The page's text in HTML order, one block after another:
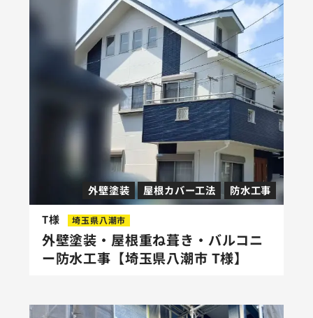
外壁塗装 屋根カバー工法 防水工事
T様 埼玉県八潮市
外壁塗装・屋根重ね葺き・バルコニ
ー防水工事【埼玉県八潮市 T様】